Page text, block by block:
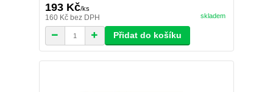
193 Kč/ks
160 Kč bez DPH skladem
Přidat do košíku